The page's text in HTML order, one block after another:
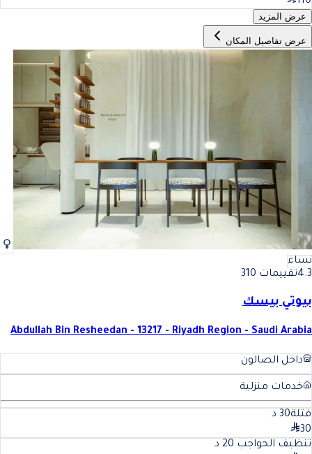
عرض المزيد
عرض تفاصيل المكان
نساء
4.3تقييمات 310
بيوتي بيسك
Abdullah Bin Resheedan - 13217 - Riyadh Region - Saudi Arabia
داخل الصالون
خدمات منزلية
فتلة30 د
30
تنظيف الحواجب 20 د